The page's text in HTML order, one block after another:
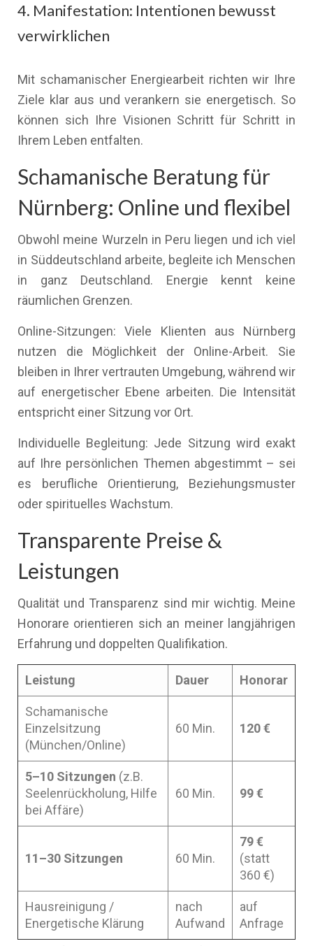
4. Manifestation: Intentionen bewusst
verwirklichen
Mit schamanischer Energiearbeit richten wir Ihre
Ziele klar aus und verankern sie energetisch. So
können sich Ihre Visionen Schritt für Schritt in
Ihrem Leben entfalten.
Schamanische Beratung für
Nürnberg: Online und flexibel
Obwohl meine Wurzeln in Peru liegen und ich viel
in Süddeutschland arbeite, begleite ich Menschen
in ganz Deutschland. Energie kennt keine
räumlichen Grenzen.
Online-Sitzungen: Viele Klienten aus Nürnberg
nutzen die Möglichkeit der Online-Arbeit. Sie
bleiben in Ihrer vertrauten Umgebung, während wir
auf energetischer Ebene arbeiten. Die Intensität
entspricht einer Sitzung vor Ort.
Individuelle Begleitung: Jede Sitzung wird exakt
auf Ihre persönlichen Themen abgestimmt – sei
es berufliche Orientierung, Beziehungsmuster
oder spirituelles Wachstum.
Transparente Preise &
Leistungen
Qualität und Transparenz sind mir wichtig. Meine
Honorare orientieren sich an meiner langjährigen
Erfahrung und doppelten Qualifikation.
Leistung Dauer Honorar
Schamanische
Einzelsitzung
(München/Online)
60 Min. 120 €
5–10 Sitzungen (z.B.
Seelenrückholung, Hilfe
bei Affäre)
60 Min. 99 €
11–30 Sitzungen 60 Min.
79 €
(statt
360 €)
Hausreinigung /
Energetische Klärung
nach
Aufwand
auf
Anfrage